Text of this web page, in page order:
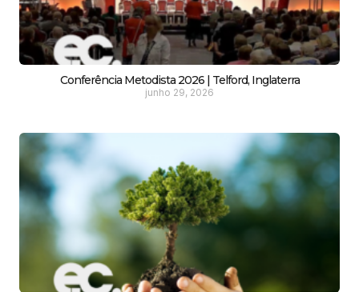
Conferência Metodista 2026 | Telford, Inglaterra
junho 29, 2026